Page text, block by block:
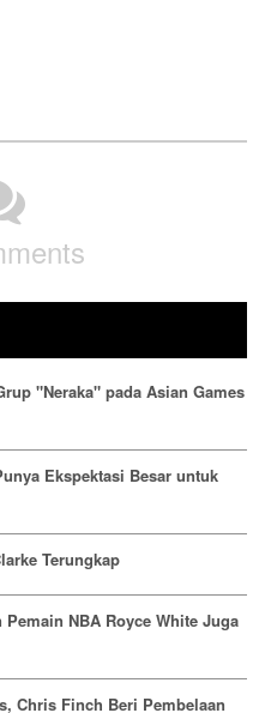
"Neraka" pada Asian Games
Ekspektasi Besar untuk
Terungkap
NBA Royce White Juga
Chris Finch Beri Pembelaan